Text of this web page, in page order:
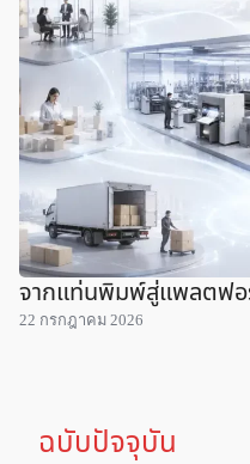
จากแท่นพิมพ์สู่แพลตฟ
22 กรกฎาคม 2026
ฉบับปัจจุบัน